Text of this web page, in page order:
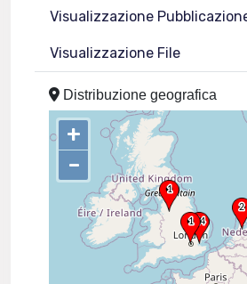
Visualizzazione
Visualizzazione File
Distribuzione geografica
+
–